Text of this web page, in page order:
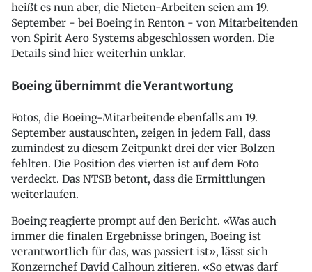
heißt es nun aber, die Nieten-Arbeiten seien am 19.
September - bei Boeing in Renton - von Mitarbeitenden
von Spirit Aero Systems abgeschlossen worden. Die
Details sind hier weiterhin unklar.
Boeing übernimmt die Verantwortung
Fotos, die Boeing-Mitarbeitende ebenfalls am 19.
September austauschten, zeigen in jedem Fall, dass
zumindest zu diesem Zeitpunkt drei der vier Bolzen
fehlten. Die Position des vierten ist auf dem Foto
verdeckt. Das NTSB betont, dass die Ermittlungen
weiterlaufen.
Boeing reagierte prompt auf den Bericht. «Was auch
immer die finalen Ergebnisse bringen, Boeing ist
verantwortlich für das, was passiert ist», lässt sich
Konzernchef David Calhoun zitieren. «So etwas darf